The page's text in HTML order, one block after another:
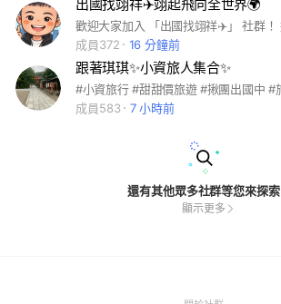
出國找翊祥✈️翊起飛向全世界🌍
成員372
16 分鐘前
跟著琪琪✨小資旅人集合✨
成員583
7 小時前
還有其他眾多社群等您來探索
顯示更多